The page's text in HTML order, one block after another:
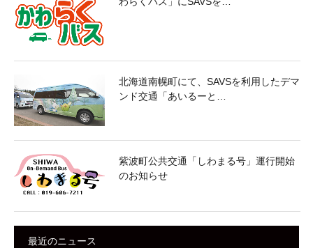
北海道南幌町にて、SAVSを利用したデマ
ンド交通「あいるーと…
紫波町公共交通「しわまる号」運行開始
のお知らせ
最近のニュース